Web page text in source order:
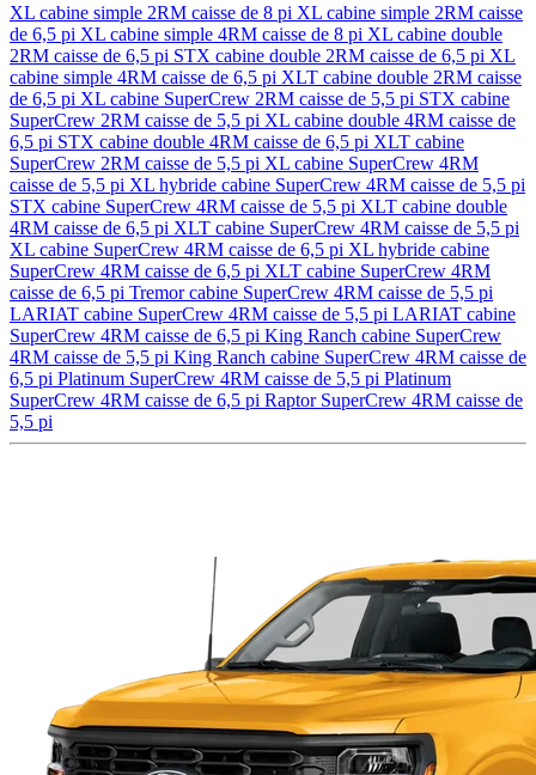
XL cabine simple 2RM caisse de 8 pi XL cabine simple 2RM caisse
de 6,5 pi XL cabine simple 4RM caisse de 8 pi XL cabine double
2RM caisse de 6,5 pi STX cabine double 2RM caisse de 6,5 pi XL
cabine simple 4RM caisse de 6,5 pi XLT cabine double 2RM caisse
de 6,5 pi XL cabine SuperCrew 2RM caisse de 5,5 pi STX cabine
SuperCrew 2RM caisse de 5,5 pi XL cabine double 4RM caisse de
6,5 pi STX cabine double 4RM caisse de 6,5 pi XLT cabine
SuperCrew 2RM caisse de 5,5 pi XL cabine SuperCrew 4RM
caisse de 5,5 pi XL hybride cabine SuperCrew 4RM caisse de 5,5 pi
STX cabine SuperCrew 4RM caisse de 5,5 pi XLT cabine double
4RM caisse de 6,5 pi XLT cabine SuperCrew 4RM caisse de 5,5 pi
XL cabine SuperCrew 4RM caisse de 6,5 pi XL hybride cabine
SuperCrew 4RM caisse de 6,5 pi XLT cabine SuperCrew 4RM
caisse de 6,5 pi Tremor cabine SuperCrew 4RM caisse de 5,5 pi
LARIAT cabine SuperCrew 4RM caisse de 5,5 pi LARIAT cabine
SuperCrew 4RM caisse de 6,5 pi King Ranch cabine SuperCrew
4RM caisse de 5,5 pi King Ranch cabine SuperCrew 4RM caisse de
6,5 pi Platinum SuperCrew 4RM caisse de 5,5 pi Platinum
SuperCrew 4RM caisse de 6,5 pi Raptor SuperCrew 4RM caisse de
5,5 pi